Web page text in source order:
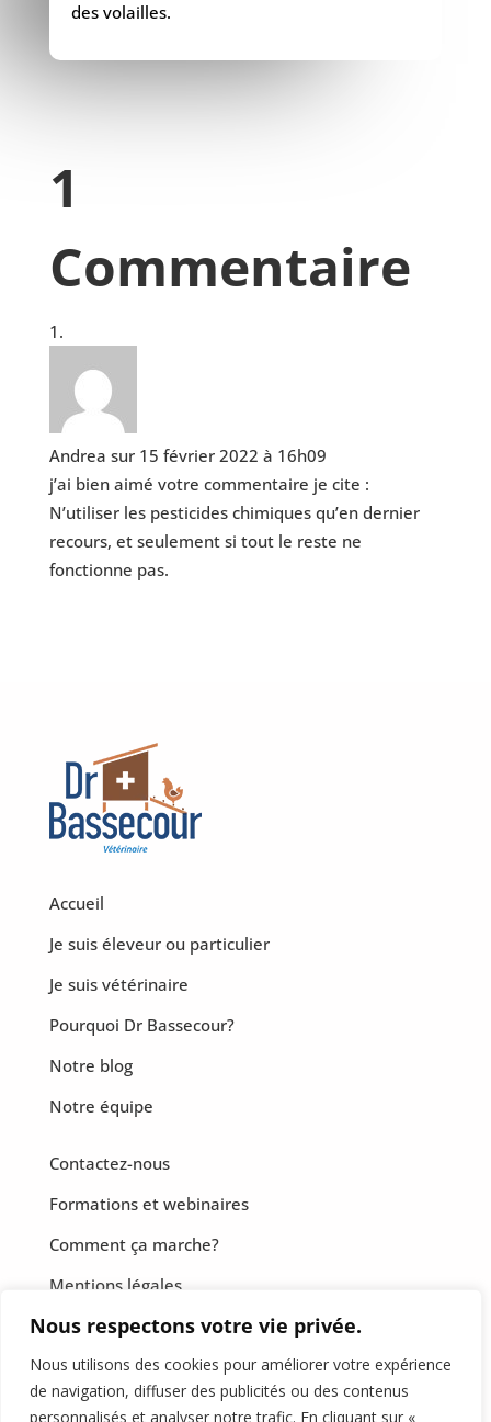
Nous respectons votre vie privée.
Nous utilisons des cookies pour améliorer votre expérience
de navigation, diffuser des publicités ou des contenus
personnalisés et analyser notre trafic. En cliquant sur «
des volailles.
1
Commentaire
Andrea sur 15 février 2022 à 16h09
j’ai bien aimé votre commentaire je cite :
N’utiliser les pesticides chimiques qu’en dernier
recours, et seulement si tout le reste ne
fonctionne pas.
Accueil
Je suis éleveur ou particulier
Je suis vétérinaire
Pourquoi Dr Bassecour?
Notre blog
Notre équipe
Contactez-nous
Formations et webinaires
Comment ça marche?
Mentions légales
CGF
Politique de confidentialité